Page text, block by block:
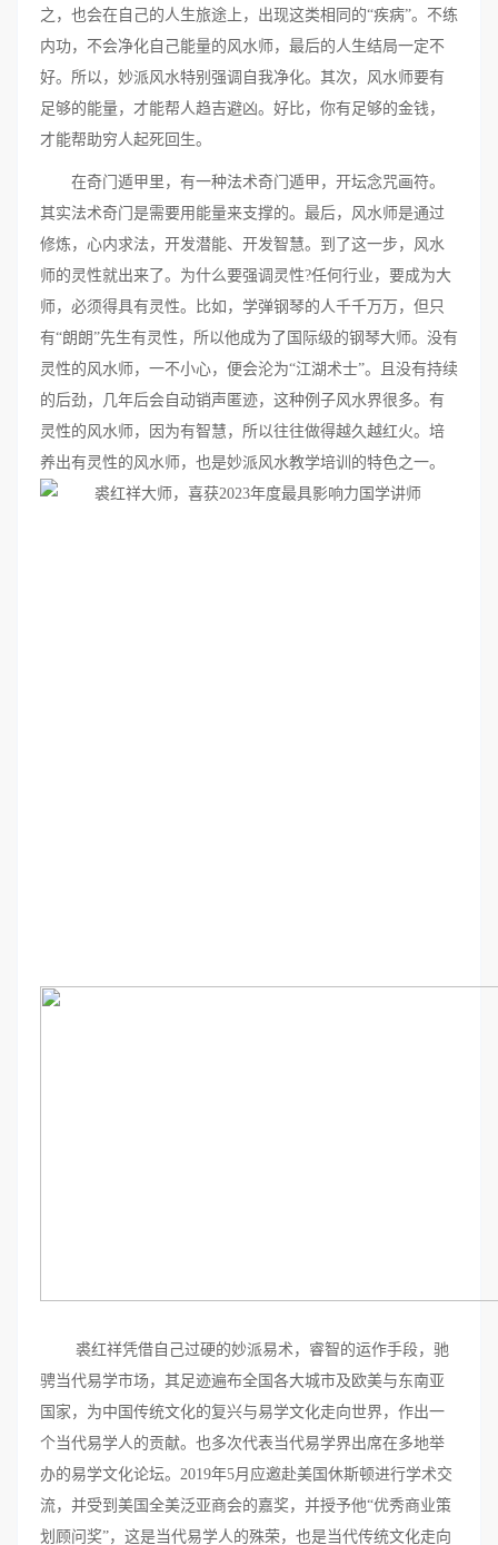
之，也会在自己的人生旅途上，出现这类相同的“疾病”。不练
内功，不会净化自己能量的风水师，最后的人生结局一定不
好。所以，妙派风水特别强调自我净化。其次，风水师要有
足够的能量，才能帮人趋吉避凶。好比，你有足够的金钱，
才能帮助穷人起死回生。
在奇门遁甲里，有一种法术奇门遁甲，开坛念咒画符。
其实法术奇门是需要用能量来支撑的。最后，风水师是通过
修炼，心内求法，开发潜能、开发智慧。到了这一步，风水
师的灵性就出来了。为什么要强调灵性?任何行业，要成为大
师，必须得具有灵性。比如，学弹钢琴的人千千万万，但只
有“朗朗”先生有灵性，所以他成为了国际级的钢琴大师。没有
灵性的风水师，一不小心，便会沦为“江湖术士”。且没有持续
的后劲，几年后会自动销声匿迹，这种例子风水界很多。有
灵性的风水师，因为有智慧，所以往往做得越久越红火。培
养出有灵性的风水师，也是妙派风水教学培训的特色之一。
裘红祥凭借自己过硬的妙派易术，睿智的运作手段，驰
骋当代易学市场，其足迹遍布全国各大城市及欧美与东南亚
国家，为中国传统文化的复兴与易学文化走向世界，作出一
个当代易学人的贡献。也多次代表当代易学界出席在多地举
办的易学文化论坛。2019年5月应邀赴美国休斯顿进行学术交
流，并受到美国全美泛亚商会的嘉奖，并授予他“优秀商业策
划顾问奖”，这是当代易学人的殊荣，也是当代传统文化走向